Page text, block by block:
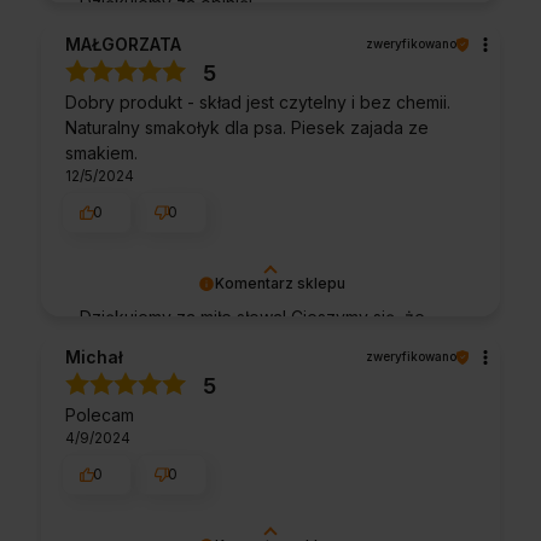
Komentarz sklepu
Dziękujemy za miłe słowa! Cieszymy się, że
możemy zapewnić odpowiednią obsługę tak
świetnym klientom. Dziękujemy raz jeszcze!
MAŁGORZATA zweryfikowano
5
Dobry produkt - skład jest czytelny i bez chemii.
Naturalny smakołyk dla psa. Piesek zajada ze
smakiem.
12/5/2024
0
0
Michał zweryfikowano
5
Polecam
4/9/2024
0
0